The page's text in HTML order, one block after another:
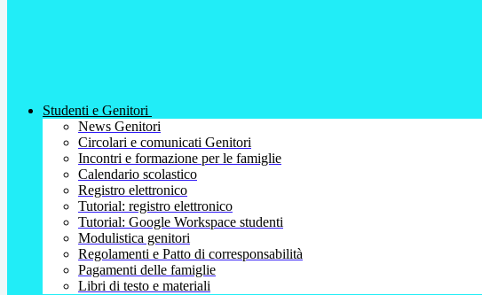
Studenti e Genitori
News Genitori
Circolari e comunicati Genitori
Incontri e formazione per le famiglie
Calendario scolastico
Registro elettronico
Tutorial: registro elettronico
Tutorial: Google Workspace studenti
Modulistica genitori
Regolamenti e Patto di corresponsabilità
Pagamenti delle famiglie
Libri di testo e materiali